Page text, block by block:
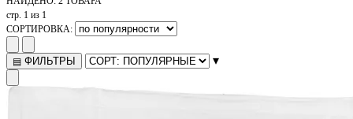
стр. 1 из 1
СОРТИРОВКА:
▤ ФИЛЬТРЫ ▾